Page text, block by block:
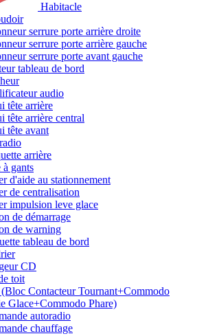
Habitacle
serrure porte arrière droite
serrure porte arrière gauche
serrure porte avant gauche
tableau de bord
audio
tête arrière
tête arrière central
tête avant
arrière
gants
d'aide au stationnement
de centralisation
impulsion leve glace
de démarrage
de warning
tableau de bord
CD
toit
Contacteur Tournant+Commodo
Glace+Commodo Phare)
autoradio
chauffage